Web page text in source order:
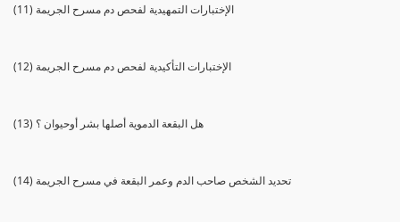
(11) الإختبارات التمهيدية لفحص دم مسرح الجريمة
(12) الإختبارات التأكيدية لفحص دم مسرح الجريمة
(13) هل البقعة الدموية أصلها بشر أوحيوان ؟
(14) تحديد الشخص صاحب الدم وعمر البقعة في مسرح الجريمة